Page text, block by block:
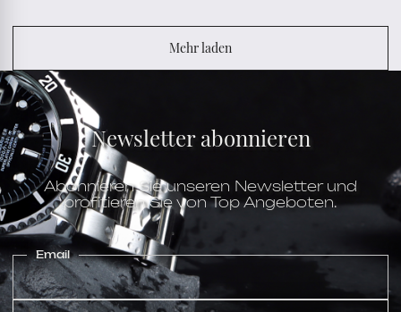
Mehr laden
Newsletter abonnieren
Abonnieren Sie unseren Newsletter und
profitieren Sie von Top Angeboten.
Email